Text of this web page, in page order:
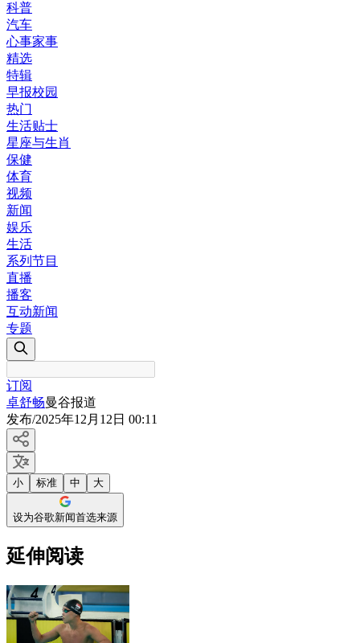
科普
汽车
心事家事
精选
特辑
早报校园
热门
生活贴士
星座与生肖
保健
体育
视频
新闻
娱乐
生活
系列节目
直播
播客
互动新闻
专题
订阅
卓舒畅曼谷报道
发布/2025年12月12日 00:11
小 标准 中 大
设为谷歌新闻首选来源
延伸阅读